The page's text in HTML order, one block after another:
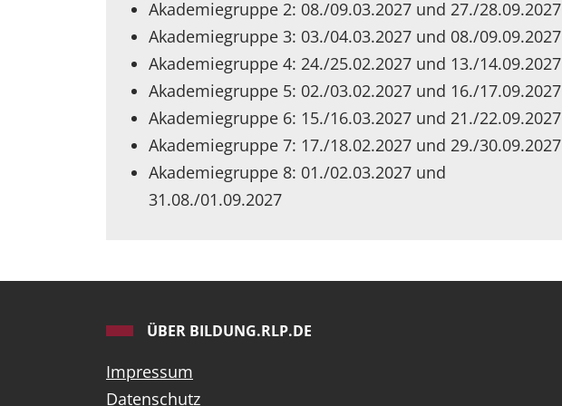
Akademiegruppe 2: 08./09.03.2027 und 27./28.09.2027
Akademiegruppe 3: 03./04.03.2027 und 08./09.09.2027
Akademiegruppe 4: 24./25.02.2027 und 13./14.09.2027
Akademiegruppe 5: 02./03.02.2027 und 16./17.09.2027
Akademiegruppe 6: 15./16.03.2027 und 21./22.09.2027
Akademiegruppe 7: 17./18.02.2027 und 29./30.09.2027
Akademiegruppe 8: 01./02.03.2027 und
31.08./01.09.2027
ÜBER BILDUNG.RLP.DE
Impressum
Datenschutz